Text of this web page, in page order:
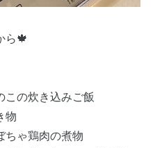
ら🍁
この炊き込みご飯
物
ちゃ鶏肉の煮物